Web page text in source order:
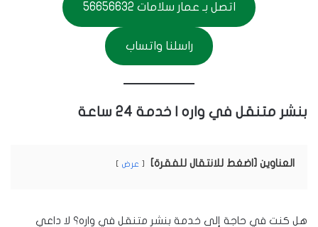
اتصل بـ عمار سلامات 56656632
راسلنا واتساب
بنشر متنقل في واره | خدمة 24 ساعة
العناوين [اضغط للانتقال للفقرة] عرض
هل كنت في حاجة إلى خدمة بنشر متنقل في واره؟ لا داعي